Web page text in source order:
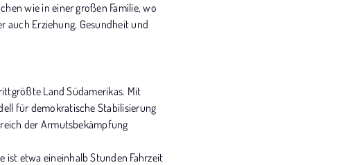
wie in einer großen Familie, wo
auch Erziehung, Gesundheit und
Land Südamerikas. Mit
für demokratische Stabilisierung
der Armutsbekämpfung
ist etwa eineinhalb Stunden Fahrzeit